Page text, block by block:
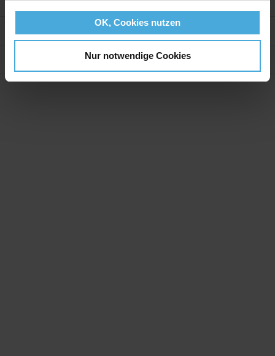
OK, Cookies nutzen
Nur notwendige Cookies
Weitere Informationen